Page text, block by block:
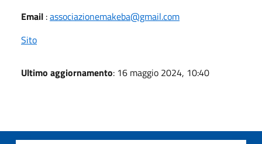
Email :associazionemakeba@gmail.com
Sito
Ultimo aggiornamento: 16 maggio 2024, 10:40